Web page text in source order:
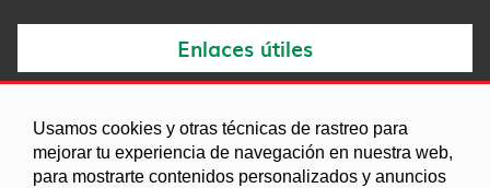
Usamos cookies y otras técnicas de rastreo para
mejorar tu experiencia de navegación en nuestra web,
para mostrarte contenidos personalizados y anuncios
Enlaces útiles
Agenda
Ordenanzas